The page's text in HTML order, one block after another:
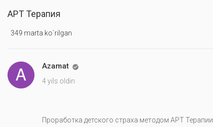
АРТ Терапия
349 marta ko`rilgan
Azamat 
4 yils oldin
Проработка детского страха методом АРТ Терапии